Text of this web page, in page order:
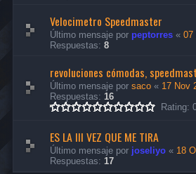
Velocimetro Speedmaster
Último mensaje por peptorres « 07
Respuestas: 8
revoluciones cómodas,
Último mensaje por saco « 17 Nov
Respuestas: 16
Rating:
ES LA III VEZ QUE ME TIRA
Último mensaje por joseliyo « 18
Respuestas: 17